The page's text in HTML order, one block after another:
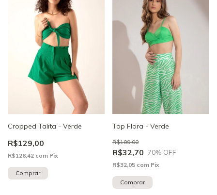
Cropped Talita - Verde
R$129,00
R$126,42 com Pix
Comprar
Top Flora - Verde
R$32,70
R$109,00
70% OFF
R$32,05 com Pix
Comprar